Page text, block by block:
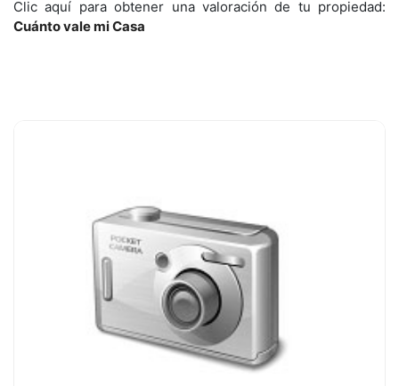
Clic aquí para obtener una valoración de tu propiedad:
Cuánto vale mi Casa
DAVID MORENO
CARGO:
Gerencia
EMAIL:
david@dainmobiliaria.es